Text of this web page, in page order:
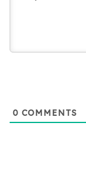
0 COMMENTS